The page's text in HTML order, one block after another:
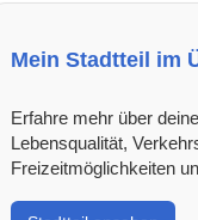
Mein Stadtteil im
Erfahre mehr über
Lebensqualität,
Freizeitmöglichkeiten